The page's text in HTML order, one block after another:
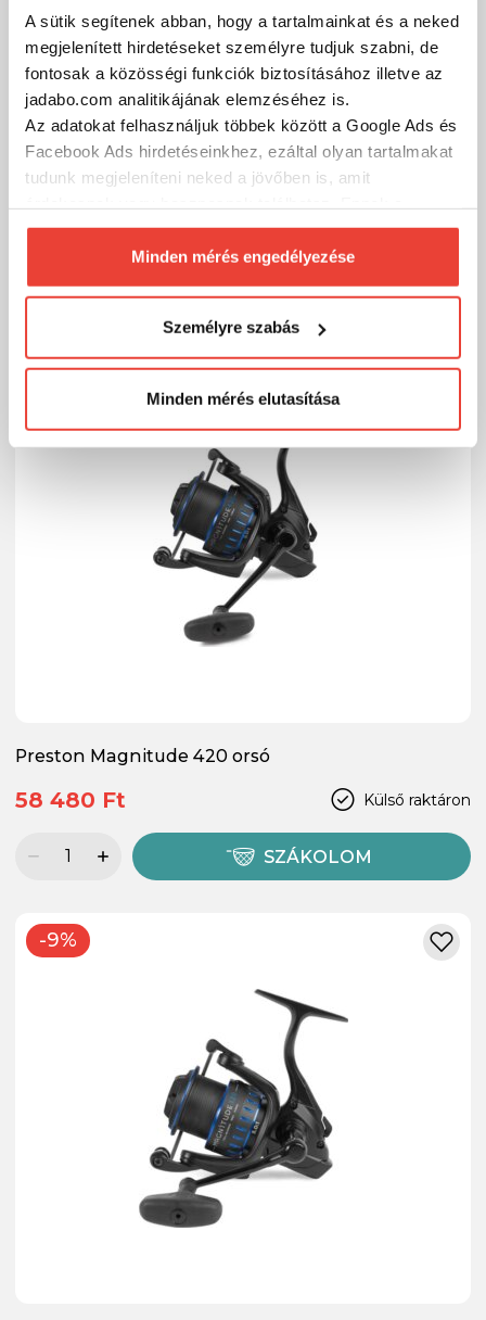
A sütik segítenek abban, hogy a tartalmainkat és a neked
megjelenített hirdetéseket személyre tudjuk szabni, de
fontosak a közösségi funkciók biztosításához illetve az
jadabo.com analitikájának elemzéséhez is.
Az adatokat felhasználjuk többek között a Google Ads és
Facebook Ads hirdetéseinkhez, ezáltal olyan tartalmakat
tudunk megjeleníteni neked a jövőben is, amit
biztosításához arra kérünk, hogy engedd meg
számunkra minden mérés használatát.
Természetesensoha semmilyen formában nem fogunk
megváltoztathatod a döntésed ezzel kapcsolatban.
Előre is köszönjük!
Minden mérés engedélyezése
Személyre szabás
Minden mérés elutasítása
Preston MAGNITUDE 520 REEL
-9%
Preston Magnitude 420 orsó
Külső raktáron
58 480 Ft
SZÁKOLOM
-9%